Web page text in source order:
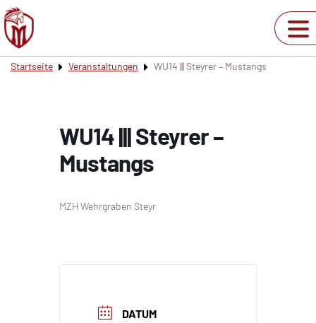
Startseite Veranstaltungen WU14 ||| Steyrer – Mustangs
WU14 ||| Steyrer –
Mustangs
MZH Wehrgraben Steyr
DATUM